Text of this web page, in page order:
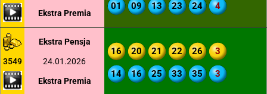
Ekstra Premia
01 09 13 23 24 4
3549
Ekstra Pensja
24.01.2026
Ekstra Premia
16 20 21 22 26 3
14 16 25 33 35 3